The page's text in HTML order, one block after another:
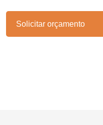
Solicitar orçamento